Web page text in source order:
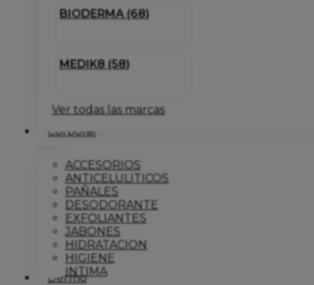
BIODERMA (68)
MEDIK8 (58)
Ver todas las marcas
Corporal
ACCESORIOS
ANTICELULITICOS
PAÑALES
DESODORANTE
EXFOLIANTES
JABONES
HIDRATACION
HIGIENE
INTIMA
Dermo